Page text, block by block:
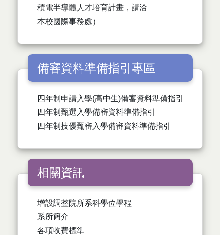
積電半導體人才培育計畫，請洽
本校國際事務處）
備審資料準備指引專區
四年制申請入學(高中生)備審資料準備指引
四年制甄選入學備審資料準備指引
四年制技優甄審入學備審資料準備指引
相關資訊
增設調整院所系科學位學程
系所簡介
各項收費標準